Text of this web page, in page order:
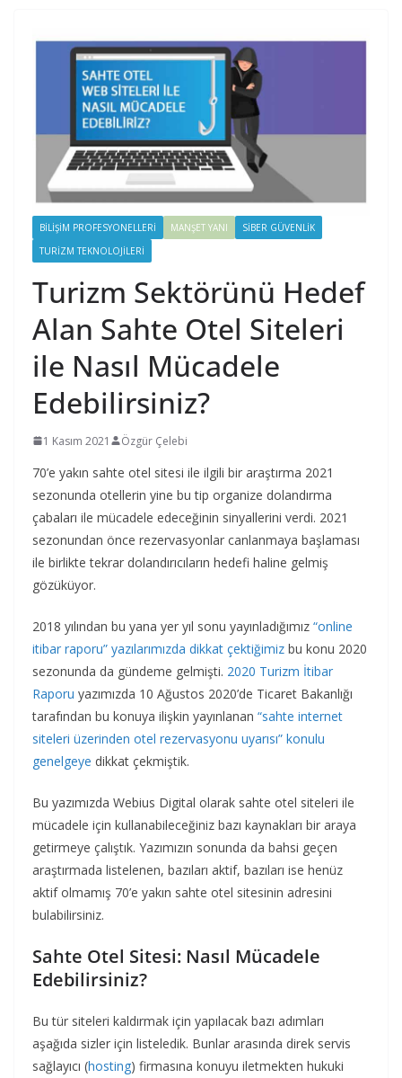
BILIŞIM PROFESYONELLERI MANŞET YANI
SIBER GÜVENLIK
TURIZM TEKNOLOJILERI
Turizm Sektörünü Hedef
Alan Sahte Otel Siteleri
ile Nasıl Mücadele
Edebilirsiniz?
1 Kasım 2021 Özgür Çelebi
70’e yakın sahte otel sitesi ile ilgili bir araştırma 2021
sezonunda otellerin yine bu tip organize dolandırma
çabaları ile mücadele edeceğinin sinyallerini verdi. 2021
sezonundan önce rezervasyonlar canlanmaya başlaması
ile birlikte tekrar dolandırıcıların hedefi haline gelmiş
gözüküyor.
2018 yılından bu yana yer yıl sonu yayınladığımız “online
itibar raporu” yazılarımızda dikkat çektiğimiz bu konu 2020
sezonunda da gündeme gelmişti. 2020 Turizm İtibar
Raporu yazımızda 10 Ağustos 2020’de Ticaret Bakanlığı
tarafından bu konuya ilişkin yayınlanan “sahte internet
siteleri üzerinden otel rezervasyonu uyarısı” konulu
genelgeye dikkat çekmiştik.
Bu yazımızda Webius Digital olarak sahte otel siteleri ile
mücadele için kullanabileceğiniz bazı kaynakları bir araya
getirmeye çalıştık. Yazımızın sonunda da bahsi geçen
araştırmada listelenen, bazıları aktif, bazıları ise henüz
aktif olmamış 70’e yakın sahte otel sitesinin adresini
bulabilirsiniz.
Sahte Otel Sitesi: Nasıl Mücadele
Edebilirsiniz?
Bu tür siteleri kaldırmak için yapılacak bazı adımları
aşağıda sizler için listeledik. Bunlar arasında direk servis
sağlayıcı (hosting) firmasına konuyu iletmekten hukuki